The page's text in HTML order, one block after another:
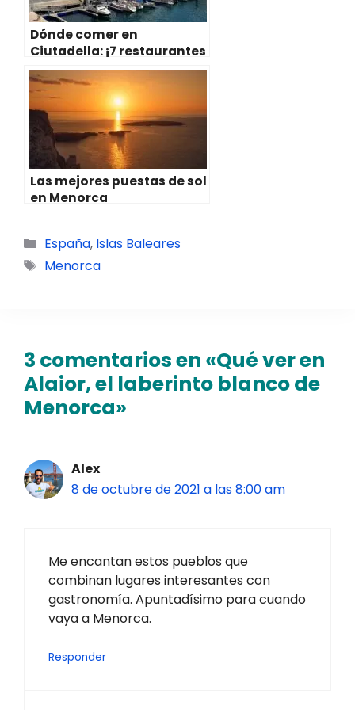
Dónde comer en
Ciutadella: ¡7 restaurantes
TOP!
Las mejores puestas de sol
en Menorca
Categorías
España, Islas Baleares
Etiquetas
Menorca
3 comentarios en «Qué ver en
Alaior, el laberinto blanco de
Menorca»
Alex
8 de octubre de 2021 a las 8:00 am
Me encantan estos pueblos que
combinan lugares interesantes con
gastronomía. Apuntadísimo para cuando
vaya a Menorca.
Responder